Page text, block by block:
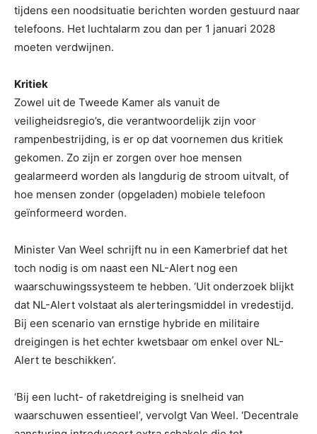
tijdens een noodsituatie berichten worden gestuurd naar
telefoons. Het luchtalarm zou dan per 1 januari 2028
moeten verdwijnen.
Kritiek
Zowel uit de Tweede Kamer als vanuit de
veiligheidsregio’s, die verantwoordelijk zijn voor
rampenbestrijding, is er op dat voornemen dus kritiek
gekomen. Zo zijn er zorgen over hoe mensen
gealarmeerd worden als langdurig de stroom uitvalt, of
hoe mensen zonder (opgeladen) mobiele telefoon
geïnformeerd worden.
Minister Van Weel schrijft nu in een Kamerbrief dat het
toch nodig is om naast een NL-Alert nog een
waarschuwingssysteem te hebben. ‘Uit onderzoek blijkt
dat NL-Alert volstaat als alerteringsmiddel in vredestijd.
Bij een scenario van ernstige hybride en militaire
dreigingen is het echter kwetsbaar om enkel over NL-
Alert te beschikken’.
‘Bij een lucht- of raketdreiging is snelheid van
waarschuwen essentieel’, vervolgt Van Weel. ‘Decentrale